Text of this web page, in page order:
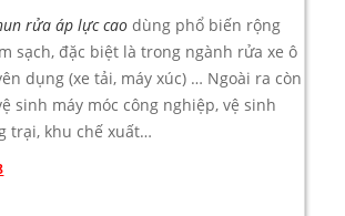
rửa áp lực cao dùng phổ biến rộng
sạch, đặc biệt là trong ngành rửa xe ô
dụng (xe tải, máy xúc) … Ngoài ra còn
sinh máy móc công nghiệp, vệ sinh
trại, khu chế xuất…